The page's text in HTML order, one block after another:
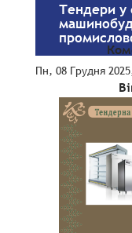
Тендери у
Пн, 08 Грудня